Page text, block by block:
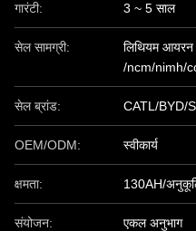
गारंटी: 3 ~ 5 साल
सेल सामग्री:
लिथियम
/ncm/nimh/
सेल ब्रांड: CATL/BYD/
OEM/ODM: स्वीकार्य
क्षमता: 130AH/
संयोजन: एकल अनुभाग